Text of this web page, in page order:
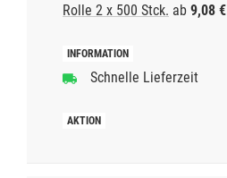
Rolle 2 x 500 Stck. ab 9,08 €
Schnelle Lieferzeit